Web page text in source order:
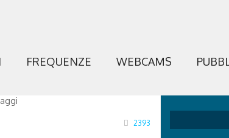
FREQUENZE WEBCAMS
2393